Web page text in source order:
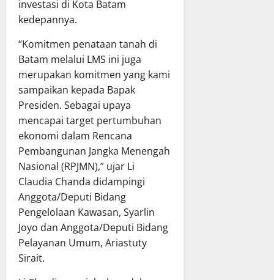
investasi di Kota Batam
kedepannya.
“Komitmen penataan tanah di
Batam melalui LMS ini juga
merupakan komitmen yang kami
sampaikan kepada Bapak
Presiden. Sebagai upaya
mencapai target pertumbuhan
ekonomi dalam Rencana
Pembangunan Jangka Menengah
Nasional (RPJMN),” ujar Li
Claudia Chanda didampingi
Anggota/Deputi Bidang
Pengelolaan Kawasan, Syarlin
Joyo dan Anggota/Deputi Bidang
Pelayanan Umum, Ariastuty
Sirait.